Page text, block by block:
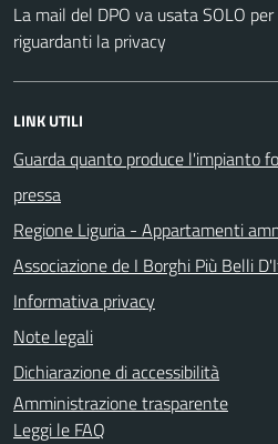
La mail del DPO va usata SOLO
riguardanti la privacy
LINK UTILI
Guarda quanto produce l'impianto
pressa
Regione Liguria - Appartamenti
Associazione de I Borghi Più Belli
Informativa privacy
Note legali
Dichiarazione di accessibilità
Amministrazione trasparente
Leggi le FAQ